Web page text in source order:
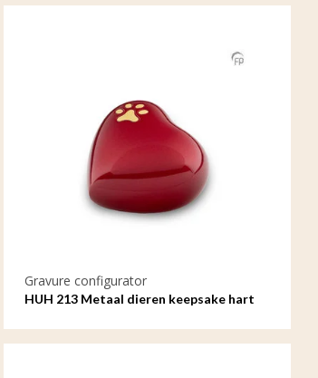
Gravure configurator
HUH 213 Metaal dieren keepsake hart